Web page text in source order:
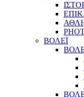
ΒΟΛΕΪ